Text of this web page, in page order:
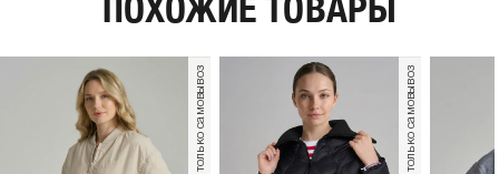
материал подкладки:
полиэстер
только самовывоз только самовывоз